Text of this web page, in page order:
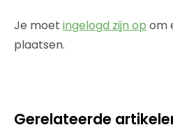
Je moet ingelogd zijn op om
plaatsen.
Gerelateerde